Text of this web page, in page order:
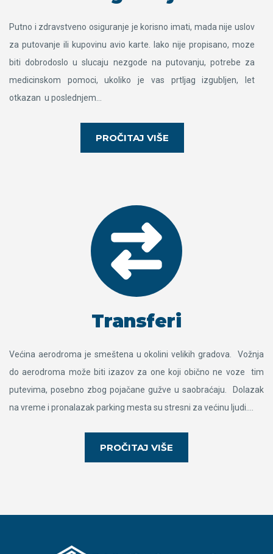
Putno i zdravstveno osiguranje je korisno imati, mada nije uslov
za putovanje ili kupovinu avio karte. Iako nije propisano, moze
biti dobrodoslo u slucaju nezgode na putovanju, potrebe za
medicinskom pomoci, ukoliko je vas prtljag izgubljen, let
otkazan u poslednjem…
PROČITAJ VIŠE
Transferi
Većina aerodroma je smeštena u okolini velikih gradova. Vožnja
do aerodroma može biti izazov za one koji obično ne voze tim
putevima, posebno zbog pojačane gužve u saobraćaju. Dolazak
na vreme i pronalazak parking mesta su stresni za većinu ljudi….
PROČITAJ VIŠE